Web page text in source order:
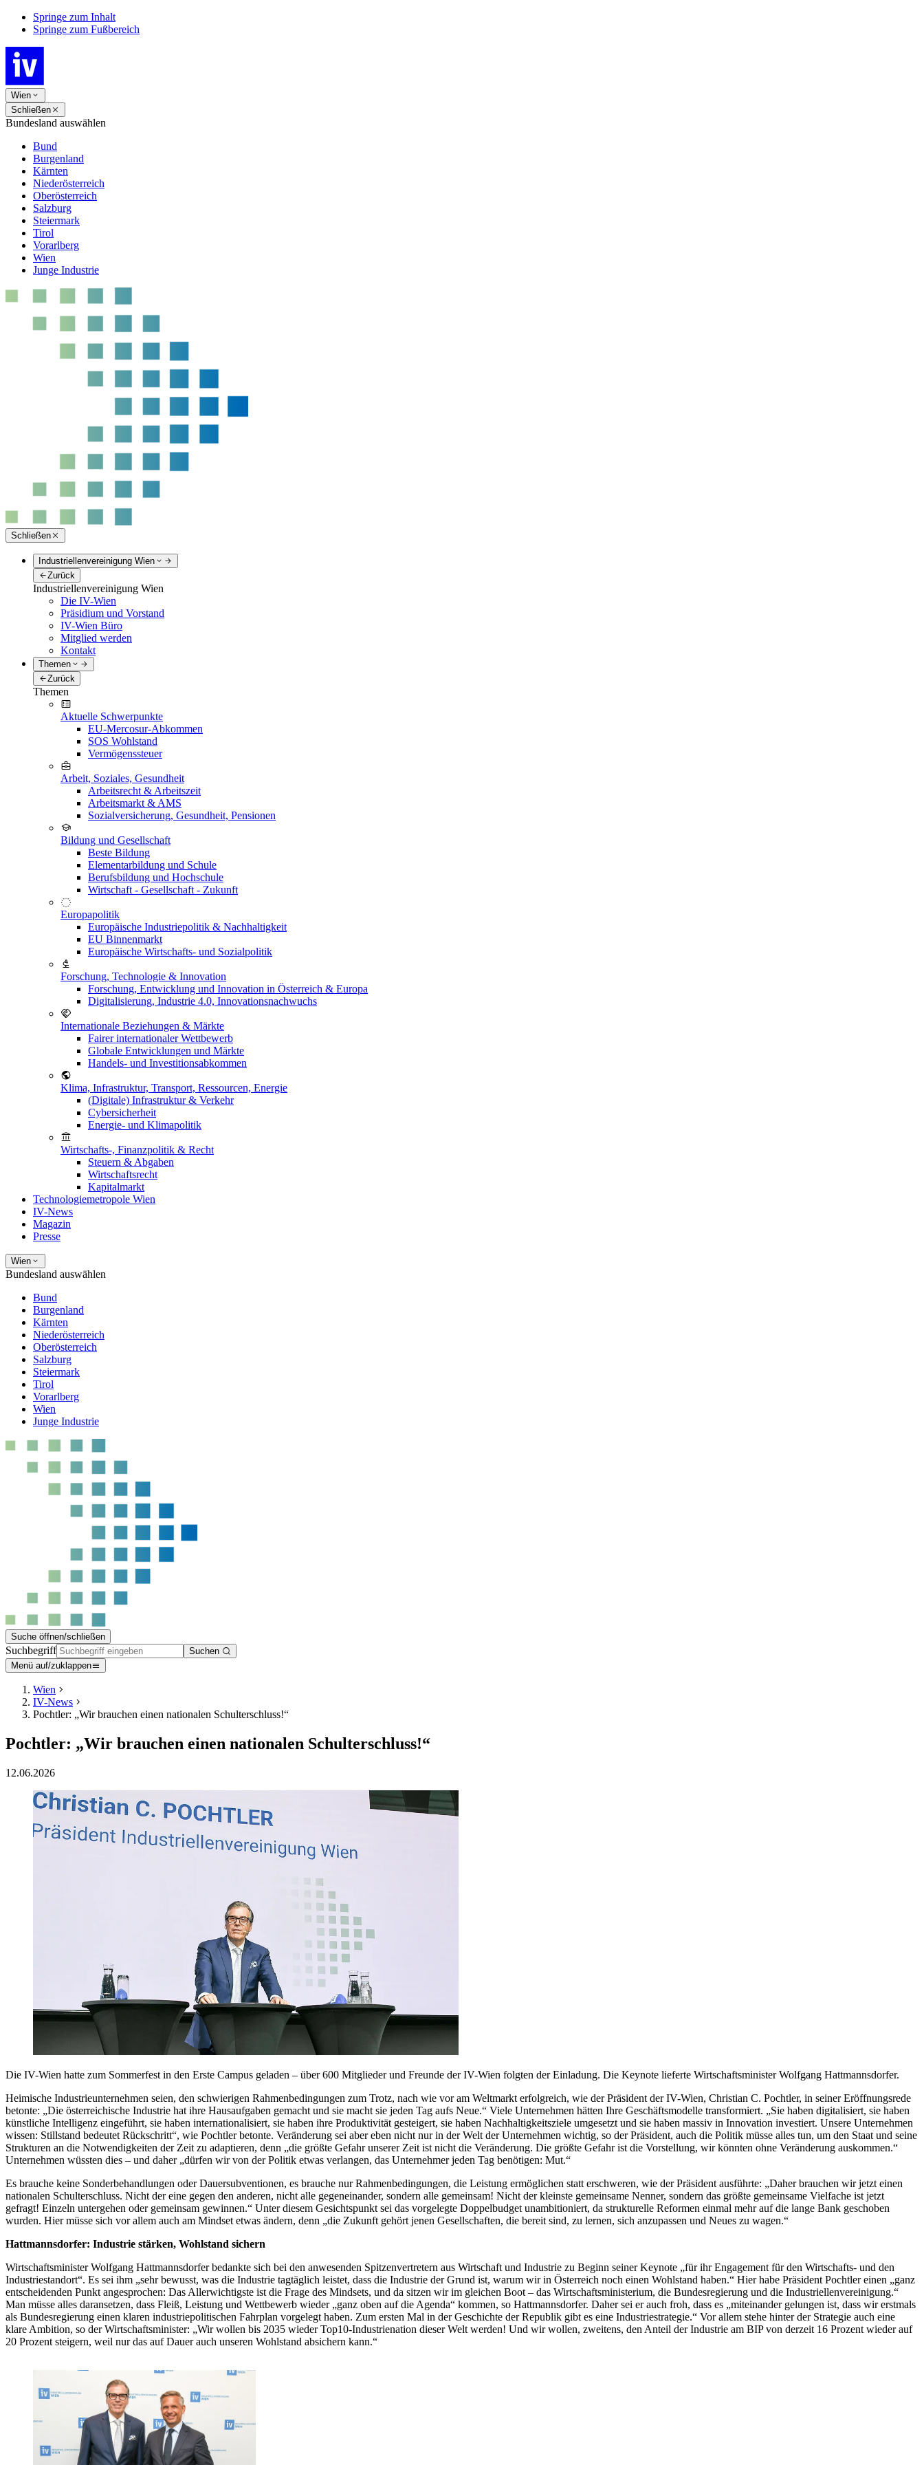
Springe zum Inhalt
Springe zum Fußbereich
Wien
Schließen
Bundesland auswählen
Bund
Burgenland
Kärnten
Niederösterreich
Oberösterreich
Salzburg
Steiermark
Tirol
Vorarlberg
Wien
Junge Industrie
Schließen
Industriellenvereinigung Wien
Zurück
Industriellenvereinigung Wien
Die IV-Wien
Präsidium und Vorstand
IV-Wien Büro
Mitglied werden
Kontakt
Themen
Zurück
Themen
Aktuelle Schwerpunkte
EU-Mercosur-Abkommen
SOS Wohlstand
Vermögenssteuer
Arbeit, Soziales, Gesundheit
Arbeitsrecht & Arbeitszeit
Arbeitsmarkt & AMS
Sozialversicherung, Gesundheit, Pensionen
Bildung und Gesellschaft
Beste Bildung
Elementarbildung und Schule
Berufsbildung und Hochschule
Wirtschaft - Gesellschaft - Zukunft
Europapolitik
Europäische Industriepolitik & Nachhaltigkeit
EU Binnenmarkt
Europäische Wirtschafts- und Sozialpolitik
Forschung, Technologie & Innovation
Forschung, Entwicklung und Innovation in Österreich & Europa
Digitalisierung, Industrie 4.0, Innovationsnachwuchs
Internationale Beziehungen & Märkte
Fairer internationaler Wettbewerb
Globale Entwicklungen und Märkte
Handels- und Investitionsabkommen
Klima, Infrastruktur, Transport, Ressourcen, Energie
(Digitale) Infrastruktur & Verkehr
Cybersicherheit
Energie- und Klimapolitik
Wirtschafts-, Finanzpolitik & Recht
Steuern & Abgaben
Wirtschaftsrecht
Kapitalmarkt
Technologiemetropole Wien
IV-News
Magazin
Presse
Wien
Bundesland auswählen
Bund
Burgenland
Kärnten
Niederösterreich
Oberösterreich
Salzburg
Steiermark
Tirol
Vorarlberg
Wien
Junge Industrie
Suche öffnen/schließen
Suchbegriff
Suchen
Menü auf/zuklappen
Wien
IV-News
Pochtler: „Wir brauchen einen nationalen Schulterschluss!“
Pochtler: „Wir brauchen einen nationalen Schulterschluss!“
12.06.2026
Die IV-Wien hatte zum Sommerfest in den Erste Campus geladen – über 600 Mitglieder und Freunde der IV-Wien folgten der Einladung. Die Keynote lieferte Wirtschaftsminister Wolfgang Hattmannsdorfer.
Heimische Industrieunternehmen seien, den schwierigen Rahmenbedingungen zum Trotz, nach wie vor am Weltmarkt erfolgreich, wie der Präsident der IV-Wien, Christian C. Pochtler, in seiner Eröffnungsrede
betonte: „Die österreichische Industrie hat ihre Hausaufgaben gemacht und sie macht sie jeden Tag aufs Neue.“ Viele Unternehmen hätten Ihre Geschäftsmodelle transformiert. „Sie haben digitalisiert, sie haben
künstliche Intelligenz eingeführt, sie haben internationalisiert, sie haben ihre Produktivität gesteigert, sie haben Nachhaltigkeitsziele umgesetzt und sie haben massiv in Innovation investiert. Unsere Unternehmen
wissen: Stillstand bedeutet Rückschritt“, wie Pochtler betonte. Veränderung sei aber eben nicht nur in der Welt der Unternehmen wichtig, so der Präsident, auch die Politik müsse alles tun, um den Staat und seine
Strukturen an die Notwendigkeiten der Zeit zu adaptieren, denn „die größte Gefahr unserer Zeit ist nicht die Veränderung. Die größte Gefahr ist die Vorstellung, wir könnten ohne Veränderung auskommen.“
Unternehmen wüssten dies – und daher „dürfen wir von der Politik etwas verlangen, das Unternehmer jeden Tag benötigen: Mut.“
Es brauche keine Sonderbehandlungen oder Dauersubventionen, es brauche nur Rahmenbedingungen, die Leistung ermöglichen statt erschweren, wie der Präsident ausführte: „Daher brauchen wir jetzt einen
nationalen Schulterschluss. Nicht der eine gegen den anderen, nicht alle gegeneinander, sondern alle gemeinsam! Nicht der kleinste gemeinsame Nenner, sondern das größte gemeinsame Vielfache ist jetzt
gefragt! Einzeln untergehen oder gemeinsam gewinnen.“ Unter diesem Gesichtspunkt sei das vorgelegte Doppelbudget unambitioniert, da strukturelle Reformen einmal mehr auf die lange Bank geschoben
wurden. Hier müsse sich vor allem auch am Mindset etwas ändern, denn „die Zukunft gehört jenen Gesellschaften, die bereit sind, zu lernen, sich anzupassen und Neues zu wagen.“
Hattmannsdorfer: Industrie stärken, Wohlstand sichern
Wirtschaftsminister Wolfgang Hattmannsdorfer bedankte sich bei den anwesenden Spitzenvertretern aus Wirtschaft und Industrie zu Beginn seiner Keynote „für ihr Engagement für den Wirtschafts- und den
Industriestandort“. Es sei ihm „sehr bewusst, was die Industrie tagtäglich leistet, dass die Industrie der Grund ist, warum wir in Österreich noch einen Wohlstand haben.“ Hier habe Präsident Pochtler einen „ganz
entscheidenden Punkt angesprochen: Das Allerwichtigste ist die Frage des Mindsets, und da sitzen wir im gleichen Boot – das Wirtschaftsministerium, die Bundesregierung und die Industriellenvereinigung.“
Man müsse alles daransetzen, dass Fleiß, Leistung und Wettbewerb wieder „ganz oben auf die Agenda“ kommen, so Hattmannsdorfer. Daher sei er auch froh, dass es „miteinander gelungen ist, dass wir erstmals
als Bundesregierung einen klaren industriepolitischen Fahrplan vorgelegt haben. Zum ersten Mal in der Geschichte der Republik gibt es eine Industriestrategie.“ Vor allem stehe hinter der Strategie auch eine
klare Ambition, so der Wirtschaftsminister: „Wir wollen bis 2035 wieder Top10-Industrienation dieser Welt werden! Und wir wollen, zweitens, den Anteil der Industrie am BIP von derzeit 16 Prozent wieder auf
20 Prozent steigern, weil nur das auf Dauer auch unseren Wohlstand absichern kann.“